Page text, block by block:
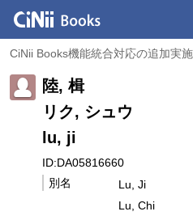
CiNii Books機能統合対応の追加実
陸, 楫
リク, シュウ
lu, ji
ID:DA05816660
別名
Lu, Ji
Lu, Chi